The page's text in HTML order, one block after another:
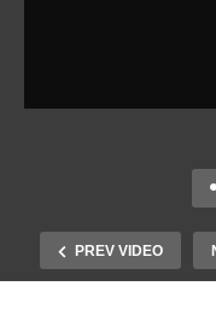
PREV VIDEO